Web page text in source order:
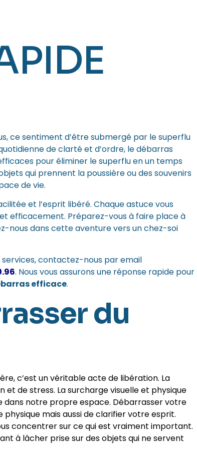
ce sentiment d’être submergé par le superflu
de clarté et d’ordre, le débarras
pour éliminer le superflu en un temps
qui prennent la poussière ou des souvenirs
de vie.
et l’esprit libéré. Chaque astuce vous
efficacement. Préparez-vous à faire place à
nous dans cette aventure vers un chez-soi
contactez-nous par email
. Nous vous assurons une réponse rapide pour
efficace.
du
c’est un véritable acte de libération. La
de stress. La surcharge visuelle et physique
dans notre propre espace. Débarrasser votre
mais aussi de clarifier votre esprit.
concentrer sur ce qui est vraiment important.
à lâcher prise sur des objets qui ne servent